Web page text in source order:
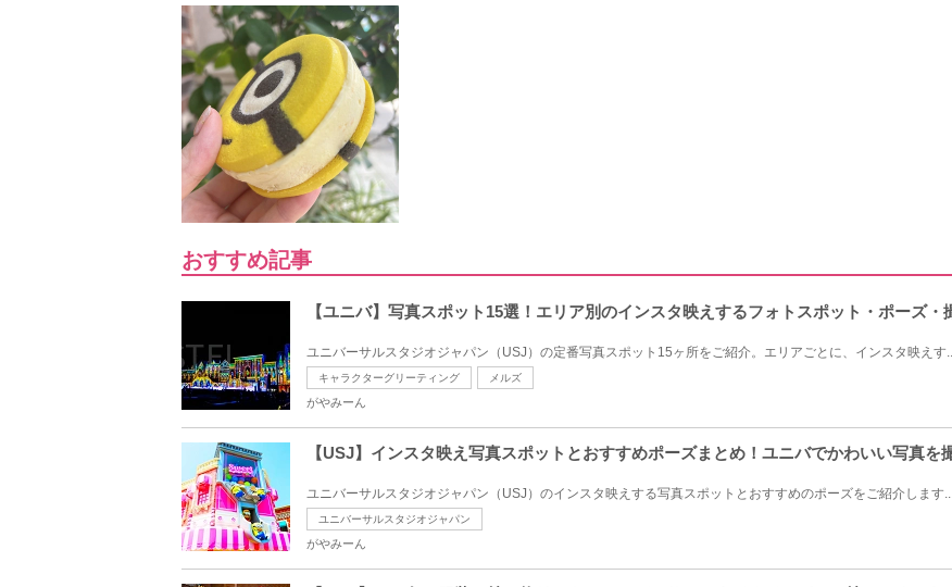
おすすめ記事
【ユニバ】写真スポット15選！エリア別のインスタ映えするフォトスポット・ポーズ・
ユニバーサルスタジオジャパン（USJ）の定番写真スポット15ヶ所をご紹介。エリアごとに、インスタ映えす
キャラクターグリーティング メルズ
がやみーん
【USJ】インスタ映え写真スポットとおすすめポーズまとめ！ユニバでかわいい写真を
ユニバーサルスタジオジャパン（USJ）のインスタ映えする写真スポットとおすすめのポーズをご紹介します
ユニバーサルスタジオジャパン
がやみーん